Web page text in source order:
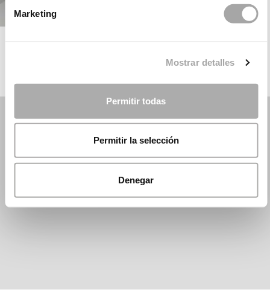
Marketing
Mostrar detalles
Permitir todas
Permitir la selección
Denegar